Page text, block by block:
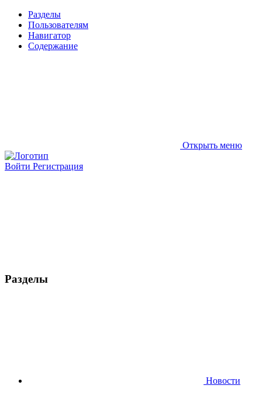
Разделы
Пользователям
Навигатор
Содержание
Открыть меню
Войти Регистрация
Разделы
Новости